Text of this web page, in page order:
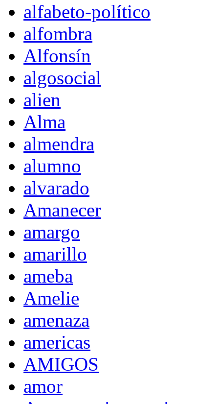
alfabeto-político
alfombra
Alfonsín
algosocial
alien
Alma
almendra
alumno
alvarado
Amanecer
amargo
amarillo
ameba
Amelie
amenaza
americas
AMIGOS
amor